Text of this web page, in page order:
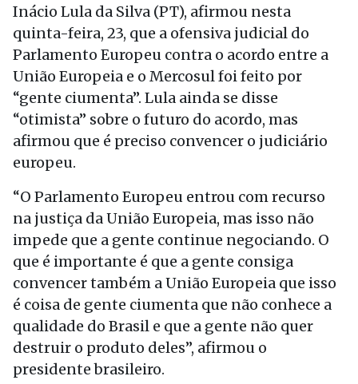
Inácio Lula da Silva (PT), afirmou nesta
quinta-feira, 23, que a ofensiva judicial do
Parlamento Europeu contra o acordo entre a
União Europeia e o Mercosul foi feito por
“gente ciumenta”. Lula ainda se disse
“otimista” sobre o futuro do acordo, mas
afirmou que é preciso convencer o judiciário
europeu.
“O Parlamento Europeu entrou com recurso
na justiça da União Europeia, mas isso não
impede que a gente continue negociando. O
que é importante é que a gente consiga
convencer também a União Europeia que isso
é coisa de gente ciumenta que não conhece a
qualidade do Brasil e que a gente não quer
destruir o produto deles”, afirmou o
presidente brasileiro.